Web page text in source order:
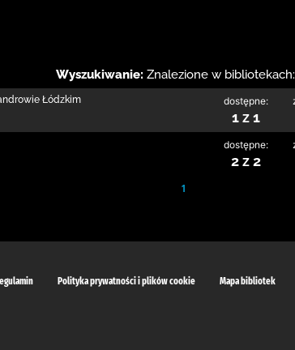
Wyszukiwanie: Znalezione w bibliotekach:
Łódzkim dostępne:
1 z 1
dostępne:
2 z 2
1
Polityka prywatności i plików cookie Mapa bibliotek